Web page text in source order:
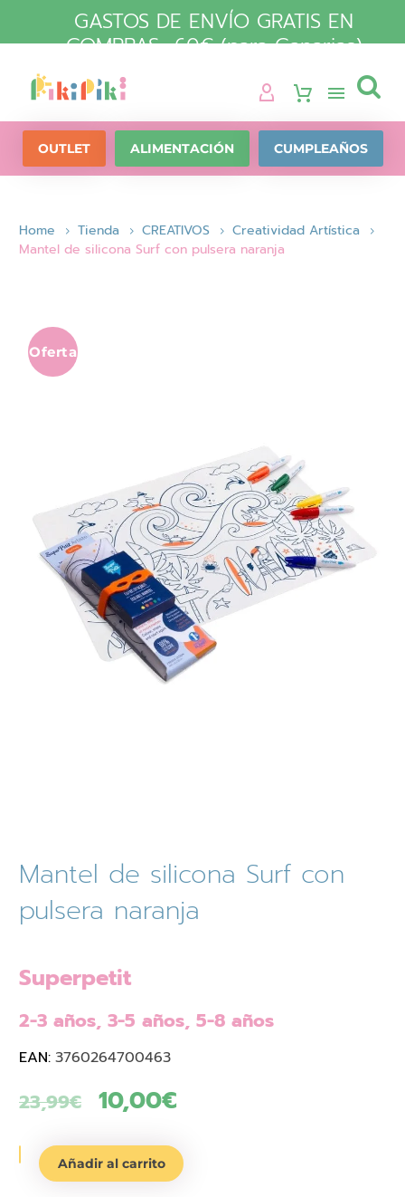
GASTOS DE ENVÍO GRATIS EN
COMPRAS +60€ (para Canarias)

OUTLET ALIMENTACIÓN CUMPLEAÑOS
Home Tienda CREATIVOS
Creatividad Artística
Mantel de silicona Surf con pulsera naranja
Oferta
Mantel de silicona Surf con
pulsera naranja
Superpetit
2-3 años, 3-5 años, 5-8 años
EAN: 3760264700463
23,99€
El
original
10,00€
actual
MantelAñadir al carrito